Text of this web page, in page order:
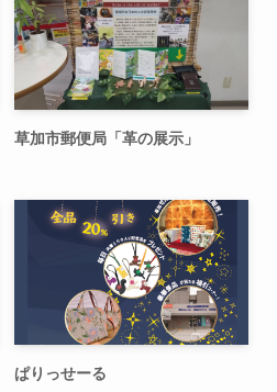
草加市郵便局「革の展示」
ぱりっせーる